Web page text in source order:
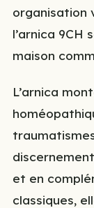
organisation
l’arnica 9CH
maison
L’arnica
et en
classiques,